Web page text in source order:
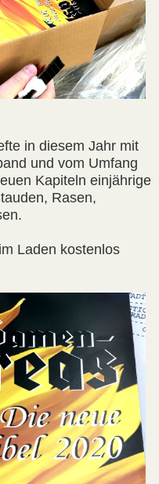
in diesem Jahr mit
und vom Umfang
Kapiteln einjährige
Rasen,
Laden kostenlos